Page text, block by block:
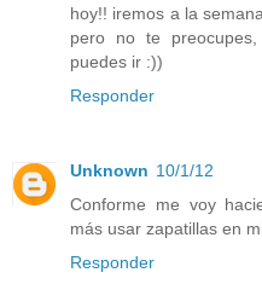
hoy!! iremos a la
pero no te
puedes ir :))
Responder
Unknown 10/1/12
Conforme me voy
más usar zapatillas en
Responder